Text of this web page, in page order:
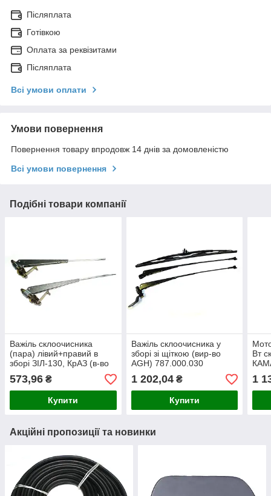
Післяплата
Готівкою
Оплата за реквізитами
Післяплата
Всі умови оплати
Умови повернення
Повернення товару впродовж 14 днів за домовленістю
Всі умови повернення
Подібні товари компанії
Важіль склоочисника
(пара) лівий+правий в
зборі ЗІЛ-130, КрАЗ (в-во
S.I.L.A. AC) СЛ440-
5205000
573,96 ₴
Купити
Важіль склоочисника у
зборі зі щіткою (вир-во
AGH) 787.000.030
1 202,04₴
Купити
Вт
1
Акційні пропозиції та новинки